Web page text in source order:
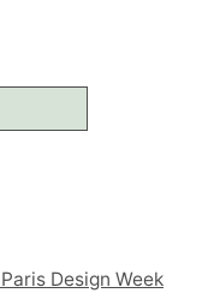
Design Week